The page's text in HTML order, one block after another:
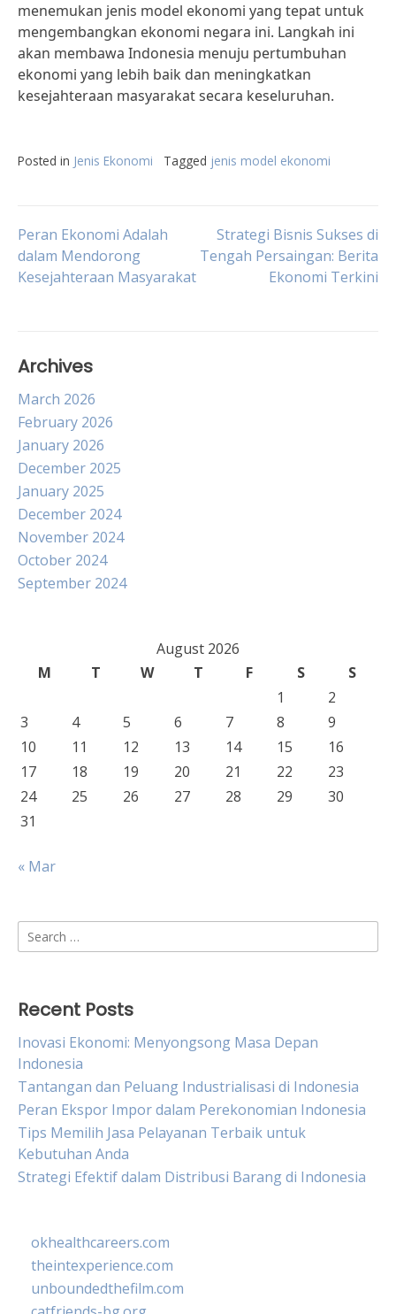
menemukan jenis model ekonomi yang tepat untuk
mengembangkan ekonomi negara ini. Langkah ini
akan membawa Indonesia menuju pertumbuhan
ekonomi yang lebih baik dan meningkatkan
kesejahteraan masyarakat secara keseluruhan.
Posted in Jenis Ekonomi Tagged jenis model ekonomi
Post
navigation
Peran Ekonomi Adalah
dalam Mendorong
Kesejahteraan Masyarakat
Strategi Bisnis Sukses di
Tengah Persaingan: Berita
Ekonomi Terkini
Archives
March 2026
February 2026
January 2026
December 2025
January 2025
December 2024
November 2024
October 2024
September 2024
August 2026
M
T W T F S
S
1
2
3
4 5 6 7 8
9
10
11 12 13 14 15
16
17
18 19 20 21 22
23
24
25 26 27 28 29
30
31
« Mar
Search
for:
Recent Posts
Inovasi Ekonomi: Menyongsong Masa Depan
Indonesia
Tantangan dan Peluang Industrialisasi di Indonesia
Peran Ekspor Impor dalam Perekonomian Indonesia
Tips Memilih Jasa Pelayanan Terbaik untuk
Kebutuhan Anda
Strategi Efektif dalam Distribusi Barang di Indonesia
okhealthcareers.com
theintexperience.com
unboundedthefilm.com